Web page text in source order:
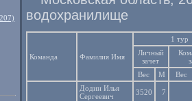
водохранилище
Команда Фамилия Имя
1 тур
Личный
зачет
Вес
М Вес
Додин Илья
Сергеевич
3520 7